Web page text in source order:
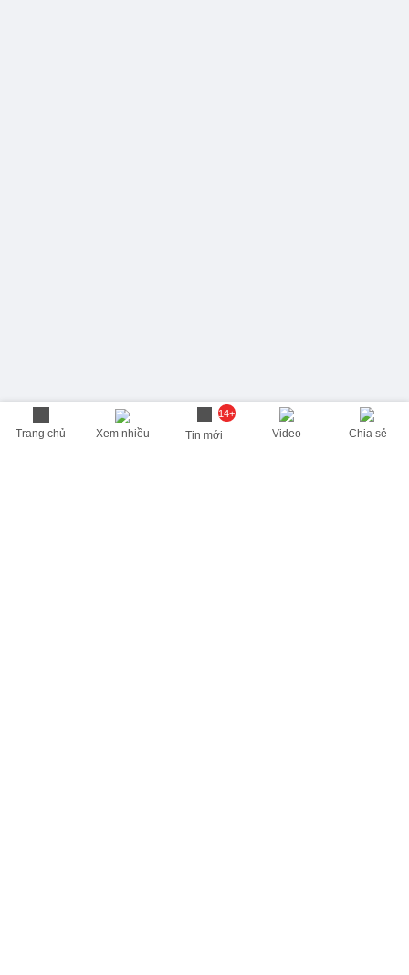
Trang chủ Xem nhiều
14+
Tin mới Video Chia sẻ